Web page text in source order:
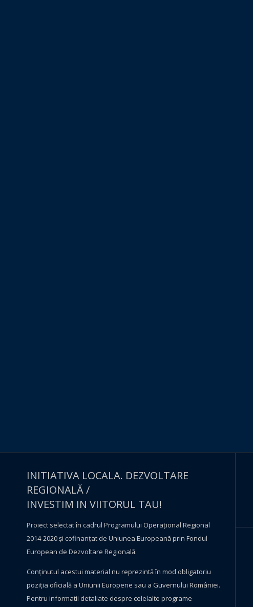
INITIATIVA LOCALA. DEZVOLTARE
REGIONALĂ /
INVESTIM IN VIITORUL TAU!
Proiect selectat în cadrul Programului Operațional Regional
2014-2020 și cofinanțat de Uniunea Europeană prin Fondul
European de Dezvoltare Regională.
Conţinutul acestui material nu reprezintă în mod obligatoriu
poziţia oficială a Uniunii Europene sau a Guvernului României.
Pentru informatii detaliate despre celelalte programe